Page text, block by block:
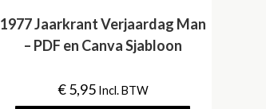
1977 Jaarkrant Verjaardag Man
– PDF en Canva Sjabloon
€5,95 Incl. BTW